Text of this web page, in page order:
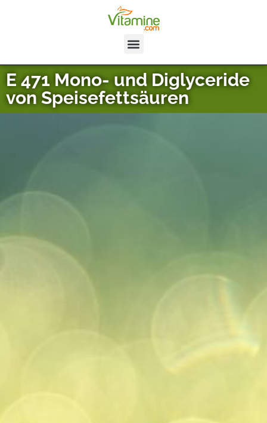
E 471 Mono- und Diglyceride
von Speisefettsäuren